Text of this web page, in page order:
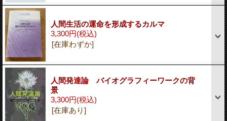
人間生活の運命を形成するカルマ
3,300円(税込)
[在庫わずか]
人間発達論 バイオグラフィーワークの背
景
3,300円(税込)
[在庫あり]